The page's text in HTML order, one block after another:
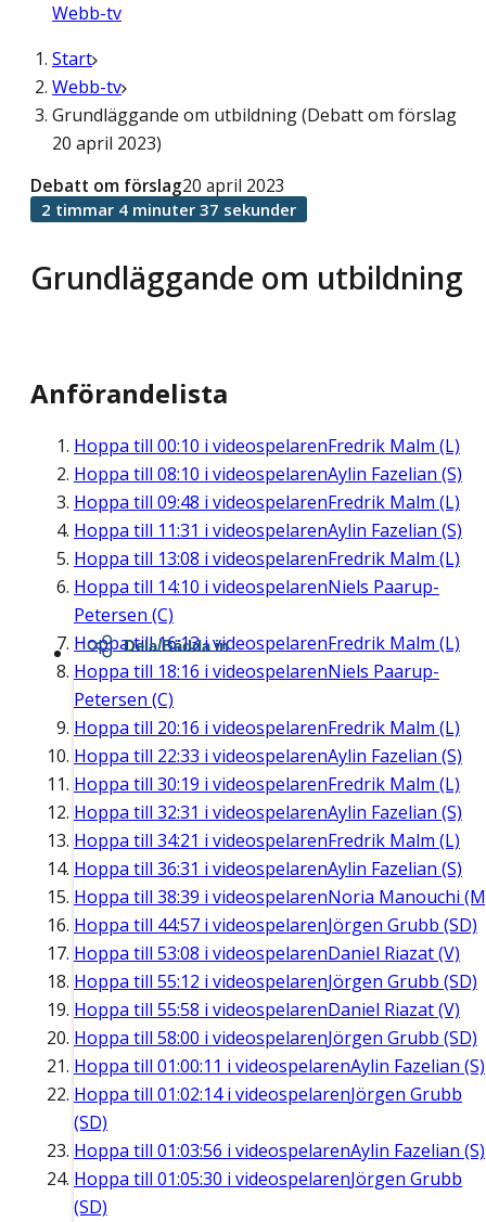
Webb-tv
Start
Webb-tv
Grundläggande om utbildning (Debatt om förslag
20 april 2023)
Grundläggande om utbildning
Debatt om förslag20 april 2023
2 timmar 4 minuter 37 sekunder
Anförandelista
Hoppa till 00:10 i videospelarenFredrik Malm (L)
Hoppa till 08:10 i videospelarenAylin Fazelian (S)
Hoppa till 09:48 i videospelarenFredrik Malm (L)
Hoppa till 11:31 i videospelarenAylin Fazelian (S)
Hoppa till 13:08 i videospelarenFredrik Malm (L)
Hoppa till 14:10 i videospelarenNiels Paarup-
Petersen (C)
Hoppa till16:13i videospelarenFredrik Malm (L)
Hoppa till 18:16 i videospelarenNiels Paarup-
Petersen (C)
Hoppa till 20:16 i videospelarenFredrik Malm (L)
Hoppa till 22:33 i videospelarenAylin Fazelian (S)
Hoppa till 30:19 i videospelarenFredrik Malm (L)
Hoppa till 32:31 i videospelarenAylin Fazelian (S)
Hoppa till 34:21 i videospelarenFredrik Malm (L)
Hoppa till 36:31 i videospelarenAylin Fazelian (S)
Hoppa till 38:39 i videospelarenNoria Manouchi
Hoppa till 44:57 i videospelarenJörgen Grubb (SD)
Hoppa till 53:08 i videospelarenDaniel Riazat (V)
Hoppa till 55:12 i videospelarenJörgen Grubb (SD)
Hoppa till 55:58 i videospelarenDaniel Riazat (V)
Hoppa till 58:00 i videospelarenJörgen Grubb (SD)
Hoppa till 01:00:11 i videospelarenAylin Fazelian (S)
Hoppa till 01:02:14i videospelarenJörgen Grubb
(SD)
Hoppa till 01:03:56 i videospelarenAylin Fazelian (S)
Hoppa till 01:05:30 i videospelarenJörgen Grubb
(SD)
Dela/Bädda in